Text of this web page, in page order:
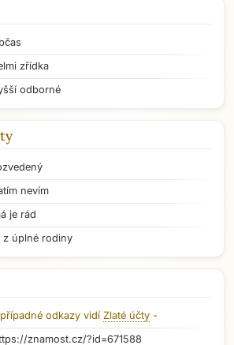
zřídka
odborné
nevím
je rád
z úplné rodiny
odkazy vidí Zlaté účty -
znamost.cz/?id=671588